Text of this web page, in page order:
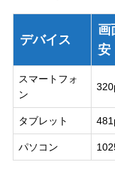
デバイス
画
安
スマートフォ
ン
タブレット
パソコン